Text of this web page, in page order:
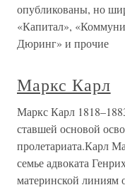
опубликованы, но
«Капитал»,
Дюринг» и прочие
Маркс Карл
Маркс Карл
ставшей основой
пролетариата.Карл
семье адвоката
материнской линиям